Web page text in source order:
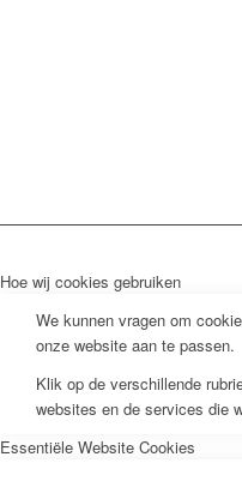
Hoe wij cookies gebruiken
We kunnen vragen om
onze website aan te passen.
Klik op de verschillende
websites en de services die
Essentiële Website Cookies